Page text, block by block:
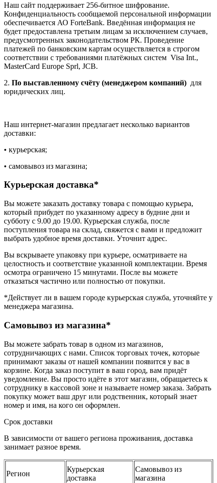
Наш сайт поддерживает 256-битное шифрование.
Конфиденциальность сообщаемой персональной информации
обеспечивается АО ForteBank. Введённая информация не
будет предоставлена третьим лицам за исключением случаев,
предусмотренных законодательством РК. Проведение
платежей по банковским картам осуществляется в строгом
соответствии с требованиями платёжных систем Visa Int.,
MasterCard Europe Sprl, JCB.
2. По выставленному счёту (менеджером компаний) для
юридических лиц.
Наш интернет-магазин предлагает несколько вариантов
доставки:
• курьерская;
• самовывоз из магазина;
Курьерская доставка*
Вы можете заказать доставку товара с помощью курьера,
который прибудет по указанному адресу в будние дни и
субботу с 9.00 до 19.00. Курьерская служба, после
поступления товара на склад, свяжется с вами и предложит
выбрать удобное время доставки. Уточнит адрес.
Вы вскрываете упаковку при курьере, осматриваете на
целостность и соответствие указанной комплектации. Время
осмотра ограничено 15 минутами. После вы можете
отказаться частично или полностью от покупки.
*Действует ли в вашем городе курьерская служба, уточняйте у
менеджера магазина.
Самовывоз из магазина*
Вы можете забрать товар в одном из магазинов,
сотрудничающих с нами. Список торговых точек, которые
принимают заказы от нашей компании появится у вас в
корзине. Когда заказ поступит в ваш город, вам придёт
уведомление. Вы просто идёте в этот магазин, обращаетесь к
сотруднику в кассовой зоне и называете номер заказа. Забрать
покупку может ваш друг или родственник, который знает
номер и имя, на кого он оформлен.
Срок доставки
В зависимости от вашего региона проживания, доставка
занимает разное время.
Регион
Курьерская
доставка
Самовывоз из
магазина